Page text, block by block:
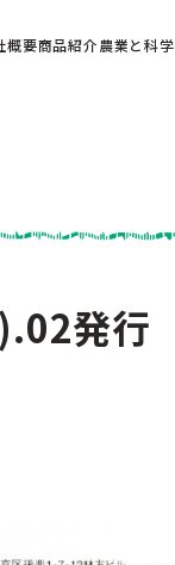
概要商品紹介農業と科学
発行